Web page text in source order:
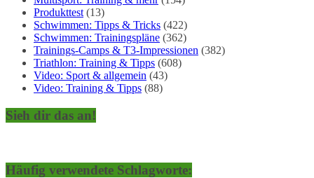
Produkttest(13)
Schwimmen: Tipps & Tricks (422)
Schwimmen: Trainingspläne (362)
Trainings-Camps & T3-Impressionen (382)
Triathlon: Training & Tipps (608)
Video: Sport & allgemein (43)
Video: Training & Tipps (88)
Sieh dir das an!
Häufig verwendete Schlagworte: